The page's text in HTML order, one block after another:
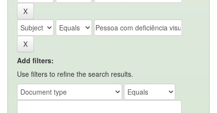
Add filters:
Use filters to refine the search results.